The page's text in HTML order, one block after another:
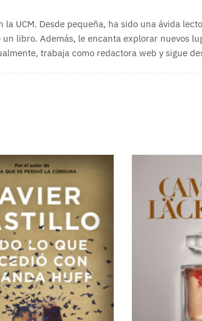
la UCM. Desde pequeña, ha sido una ávida
libro. Además, le encanta explorar nuevos
trabaja como redactora web y sigue